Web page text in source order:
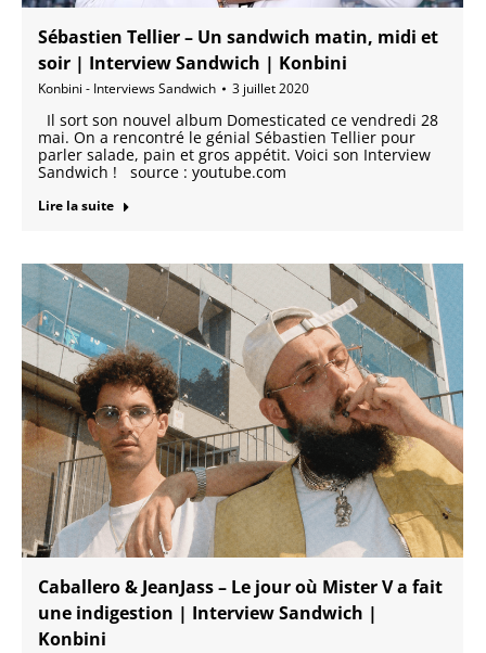
Sébastien Tellier – Un sandwich matin, midi et
soir | Interview Sandwich | Konbini
Konbini - Interviews Sandwich 3 juillet 2020
Il sort son nouvel album Domesticated ce vendredi 28
mai. On a rencontré le génial Sébastien Tellier pour
parler salade, pain et gros appétit. Voici son Interview
Sandwich ! source : youtube.com
Lire la suite
Caballero & JeanJass – Le jour où Mister V a fait
une indigestion | Interview Sandwich |
Konbini